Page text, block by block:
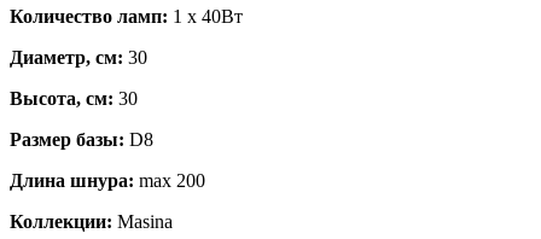
Количество ламп: 1 x 40Вт
Диаметр, см: 30
Высота, см: 30
Размер базы: D8
Длина шнура: max 200
Коллекции: Masina